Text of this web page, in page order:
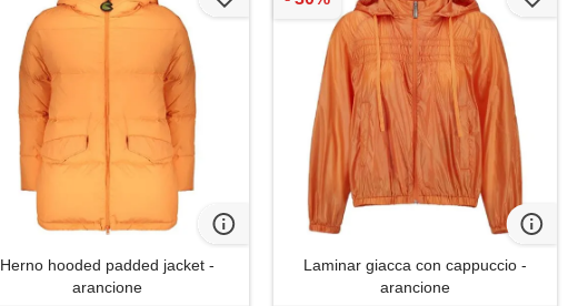
Herno hooded padded jacket -
arancione
Laminar giacca con cappuccio -
arancione